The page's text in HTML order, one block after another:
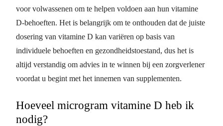
voor volwassenen om te helpen voldoen aan hun vitamine
D-behoeften. Het is belangrijk om te onthouden dat de juiste
dosering van vitamine D kan variëren op basis van
individuele behoeften en gezondheidstoestand, dus het is
altijd verstandig om advies in te winnen bij een zorgverlener
voordat u begint met het innemen van supplementen.
Hoeveel microgram vitamine D heb ik
nodig?